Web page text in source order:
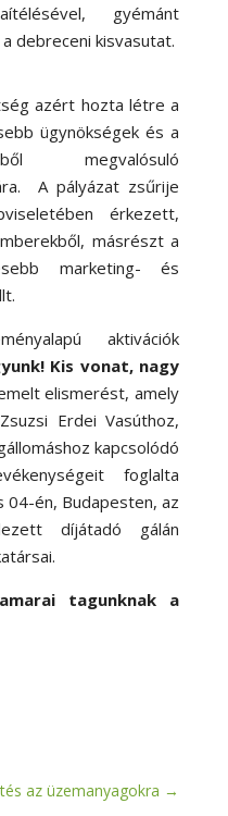
gyémánt
debreceni kisvasutat.
azért hozta létre a
ügynökségek és a
megvalósuló
A pályázat zsűrije
érkezett,
másrészt a
marketing- és
aktivációk
Kis vonat, nagy
elismerést, amely
Erdei Vasúthoz,
kapcsolódó
foglalta
04-én, Budapesten, az
díjátadó gálán
tagunknak a
az üzemanyagokra →